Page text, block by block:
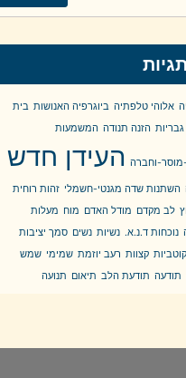
אלוהי טלפתיה ביוגרפיה האנושות בית
גבריות הזנה תנודה המשמעות
וחברה העידן חדש
השתנות שדה מגנטי-חשמלי זהות רוחית
לב מקדם מודל האדם מוח מעלות
נוכחות ד.נ.א. נשיות נשים סמך יציבות
קצוות רעב יוזמת שמימי שמש
תודעה תודעת הלב תיאום תנועה